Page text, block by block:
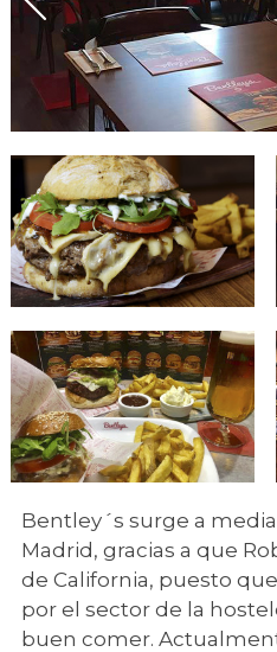
Bentley´s surge a
Madrid, gracias a que
de California, puesto
por el sector de la
buen comer.